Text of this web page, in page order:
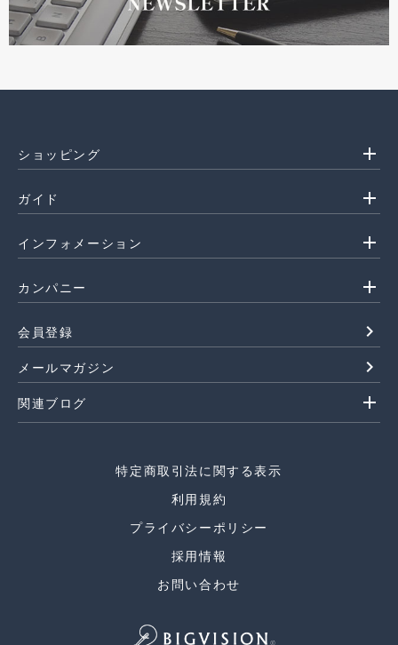
ショッピング add
ガイド add
インフォメーション add
カンパニー add
会員登録 navigate_next
メールマガジン navigate_next
関連ブログ add
特定商取引法に関する表示
利用規約
プライバシーポリシー
採用情報
お問い合わせ